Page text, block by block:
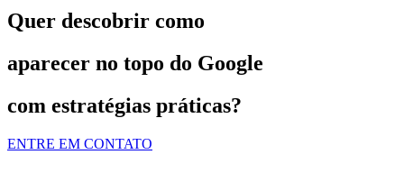
Quer descobrir como
aparecer no topo do Google
com estratégias práticas?
ENTRE EM CONTATO